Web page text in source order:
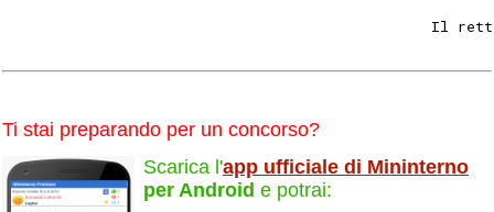
Il
Ti stai preparando per un concorso?
Scarica l'app ufficiale di Mininterno
per Android e potrai: